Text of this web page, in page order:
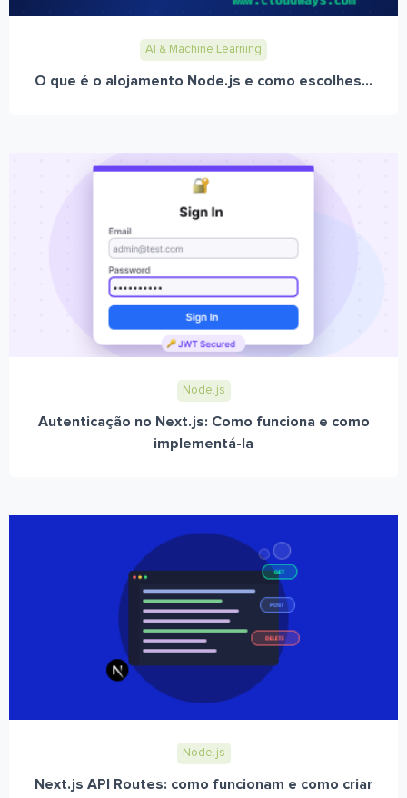
AI & Machine Learning
O que é o alojamento Node.js e como escolhes...
Node.js
Autenticação no Next.js: Como funciona e como
implementá-la
Node.js
Next.js API Routes: como funcionam e como criar